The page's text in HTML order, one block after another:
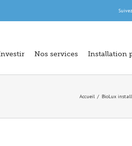
Nos services Installation
Accueil BioLux